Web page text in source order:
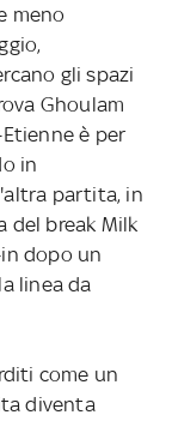
meno
gli spazi
Ghoulam
è per
in
partita, in
del break Milk
dopo un
linea da
come un
diventa